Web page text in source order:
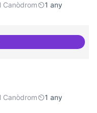
Canòdrom
1 any
d'experiències
Canòdrom
1 any